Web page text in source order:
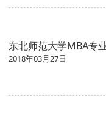
东北师范大学MBA专
2018年03月27日